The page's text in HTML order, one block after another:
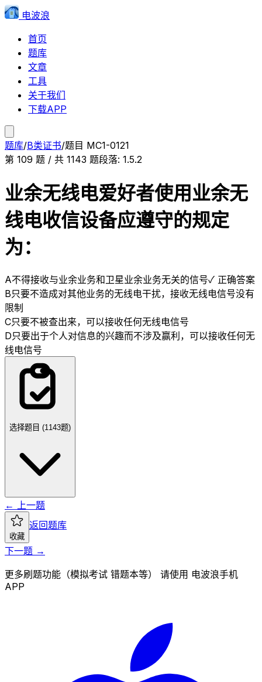
电波浪
首页
题库
文章
工具
关于我们
下载APP
题库/B类证书/题目 MC1-0121
第 109 题 / 共 1143 题段落: 1.5.2
业余无线电爱好者使用业余无
线电收信设备应遵守的规定
为：
A不得接收与业余业务和卫星业余业务无关的信号✓ 正确答案
B只要不造成对其他业务的无线电干扰，接收无线电信号没有
限制
C只要不被查出来，可以接收任何无线电信号
D只要出于个人对信息的兴趣而不涉及赢利，可以接收任何无
线电信号
选择题目 (1143题)
← 上一题
收藏
返回题库
下一题 →
更多刷题功能（模拟考试 错题本等） 请使用 电波浪手机
APP